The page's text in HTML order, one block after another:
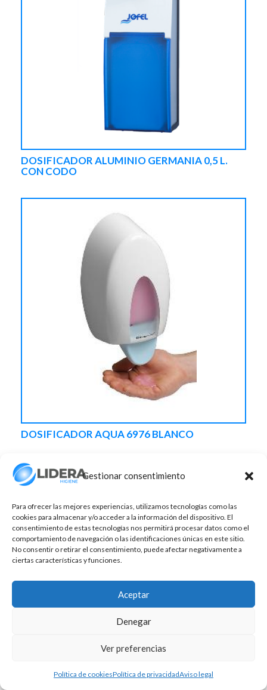
Gestionar consentimiento
Para ofrecer las mejores experiencias, utilizamos tecnologías como las
cookies para almacenar y/o acceder a la información del dispositivo. El
consentimiento de estas tecnologías nos permitirá procesar datos como el
comportamiento de navegación o las identificaciones únicas en este sitio.
No consentir o retirar el consentimiento, puede afectar negativamente a
ciertas características y funciones.
Aceptar
Denegar
Ver preferencias
Política de cookiesPolítica de privacidadAviso legal
DOSIFICADOR ALUMINIO GERMANIA 0,5 L.
CON CODO
DOSIFICADOR AQUA 6976 BLANCO